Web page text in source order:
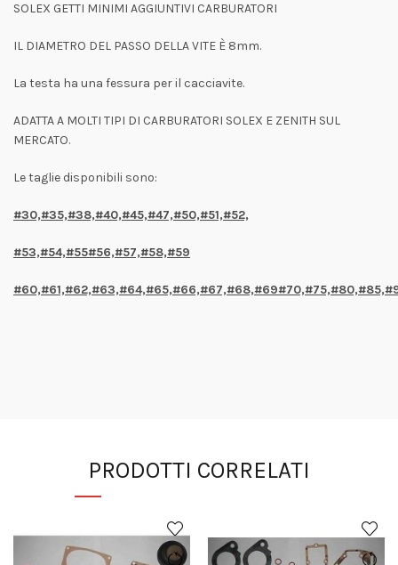
SOLEX GETTI MINIMI AGGIUNTIVI CARBURATORI
IL DIAMETRO DEL PASSO DELLA VITE È 8mm.
La testa ha una fessura per il cacciavite.
ADATTA A MOLTI TIPI DI CARBURATORI SOLEX E ZENITH SUL
MERCATO.
Le taglie disponibili sono:
#30,#35,#38,#40,#45,#47,#50,#51,#52,
#53,#54,#55#56,#57,#58,#59
PRODOTTI CORRELATI